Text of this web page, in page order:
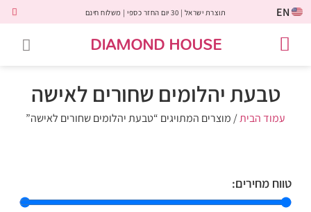
EN תוצרת ישראל | 30 יום החזר כספי | משלוח חינם
DIAMOND HOUSE
טבעת יהלומים שחורים לאישה
עמוד הבית/ מוצרים המתויגים “טבעת יהלומים שחורים לאישה”
טווח מחירים: